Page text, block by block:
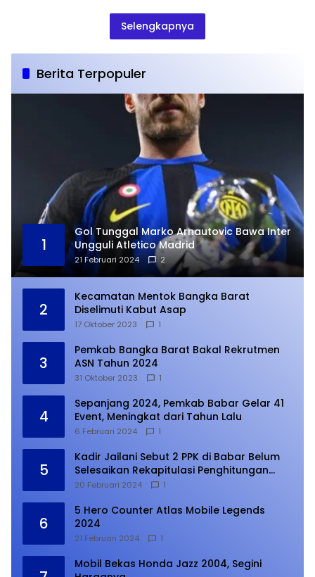
Selengkapnya
Berita Terpopuler
1
Gol Tunggal Marko Arnautovic Bawa Inter
Ungguli Atletico Madrid
21 Februari 2024 2
2
Kecamatan Mentok Bangka Barat
Diselimuti Kabut Asap
17 Oktober 2023 1
3
Pemkab Bangka Barat Bakal Rekrutmen
ASN Tahun 2024
31 Oktober 2023 1
4
Sepanjang 2024, Pemkab Babar Gelar 41
Event, Meningkat dari Tahun Lalu
6 Februari 2024 1
5
Kadir Jailani Sebut 2 PPK di Babar Belum
Selesaikan Rekapitulasi Penghitungan
Suara
20 Februari 2024 1
6
5 Hero Counter Atlas Mobile Legends
2024
21 Februari 2024 1
Mobil Bekas Honda Jazz 2004, Segini